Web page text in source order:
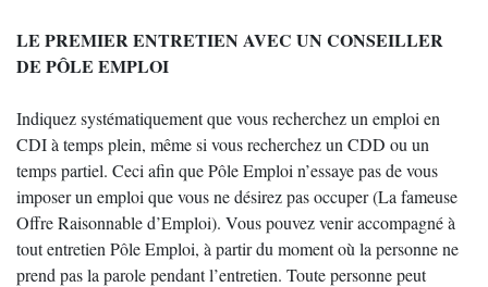
LE PREMIER ENTRETIEN AVEC UN CONSEILLER
DE PÔLE EMPLOI
Indiquez systématiquement que vous recherchez un emploi en
CDI à temps plein, même si vous recherchez un CDD ou un
temps partiel. Ceci afin que Pôle Emploi n’essaye pas de vous
imposer un emploi que vous ne désirez pas occuper (La fameuse
Offre Raisonnable d’Emploi). Vous pouvez venir accompagné à
tout entretien Pôle Emploi, à partir du moment où la personne ne
prend pas la parole pendant l’entretien. Toute personne peut